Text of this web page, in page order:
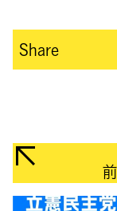
Share